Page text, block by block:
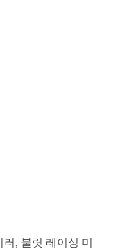
, 불릿 레이싱 미